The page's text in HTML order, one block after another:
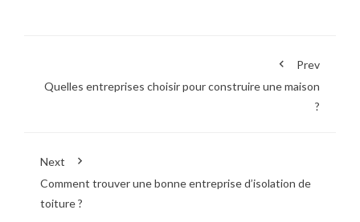
Prev
Quelles entreprises choisir pour construire une maison
?
Next
Comment trouver une bonne entreprise d’isolation de
toiture ?